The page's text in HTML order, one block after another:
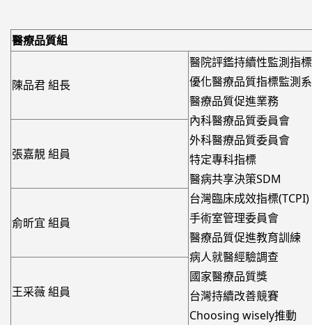
醫療品質組
陳品君 組長
醫院評鑑持續性監測指標
優化醫療品質指標監測
醫療品質促進業務
內科醫療品質委員會
外科醫療品質委員會
特定專科指標
醫病共享決策SDM
台灣臨床成效指標(TCPI)
手術室管理委員會
醫療品質促進教育訓練
病人就醫經驗調查
國家醫療品質獎
台灣持續改善競賽
Choosing wisely推動
張嘉靚 組員
俞昕宜 組員
王采薇 組員